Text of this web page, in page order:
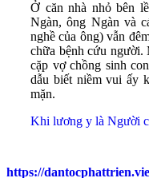
Ở căn nhà nhỏ bên
Ngàn, ông Ngàn và
nghề của ông) vẫn
chữa bệnh cứu người.
cặp vợ chồng sinh
dẫu biết niềm vui ấy
mặn.
Khi lương y là Người
https://